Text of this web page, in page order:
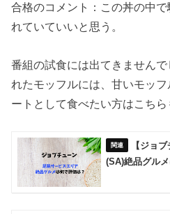
合格のコメント：この丼の中
れていていいと思う。
番組の試食には出てきません
れたモッフルには、甘いモッ
ートとして食べたい方はこち
【ジョ
(SA)絶品グル